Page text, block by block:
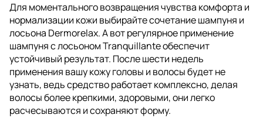
Для моментального возвращения чувства комфорта и
нормализации кожи выбирайте сочетание шампуня и
лосьона Dermorelax. А вот регулярное применение
шампуня с лосьоном Tranquillante обеспечит
устойчивый результат. После шести недель
применения вашу кожу головы и волосы будет не
узнать, ведь средство работает комплексно, делая
волосы более крепкими, здоровыми, они легко
расчесываются и сохраняют форму.